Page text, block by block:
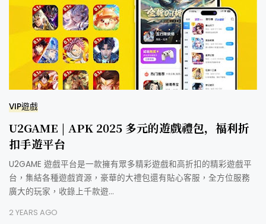
VIP遊戲
U2GAME | APK 2025 多元的遊戲禮包，福利折
扣手遊平台
U2GAME 遊戲平台是一款擁有眾多精彩遊戲和高折扣的精彩遊戲平
台，集結各種遊戲資源，豪華的大禮包還有貼心客服，全方位服務
廣大的玩家，收錄上千款遊…
2 YEARS AGO